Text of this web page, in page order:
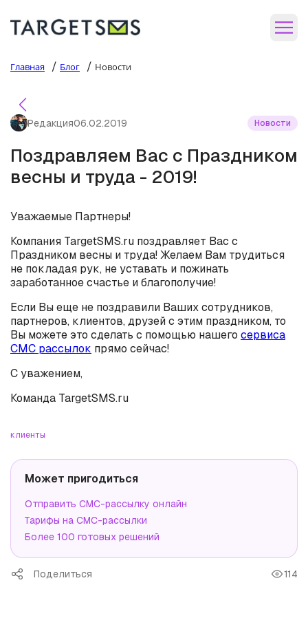
Главная / Блог / Новости
Редакция06.02.2019 Новости
Поздравляем Вас с Праздником
весны и труда - 2019!
Уважаемые Партнеры!
Компания TargetSMS.ru поздравляет Вас с
Праздником весны и труда! Желаем Вам трудиться
не покладая рук, не уставать и пожинать
заработанное счастье и благополучие!
Если Вы еще не поздравили Ваших сотрудников,
партнеров, клиентов, друзей с этим праздником, то
Вы можете это сделать с помощью нашего сервиса
СМС рассылок прямо сейчас!
С уважением,
Команда TargetSMS.ru
клиенты
Может пригодиться
Отправить СМС-рассылку онлайн
Тарифы на СМС-рассылки
Более 100 готовых решений
Поделиться 114